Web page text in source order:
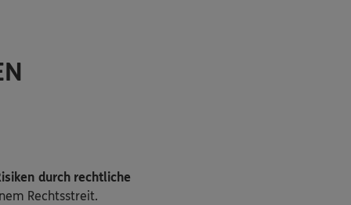
durch rechtliche
Rechtsstreit.